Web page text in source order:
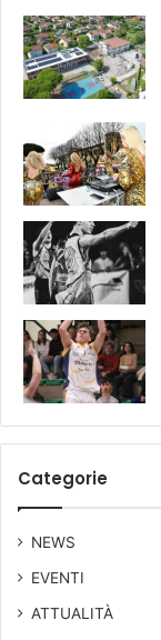
o
a
n
e
m
a
L
a
C
o
m
p
a
a
Categorie
NEWS
EVENTI
ATTUALITÀ